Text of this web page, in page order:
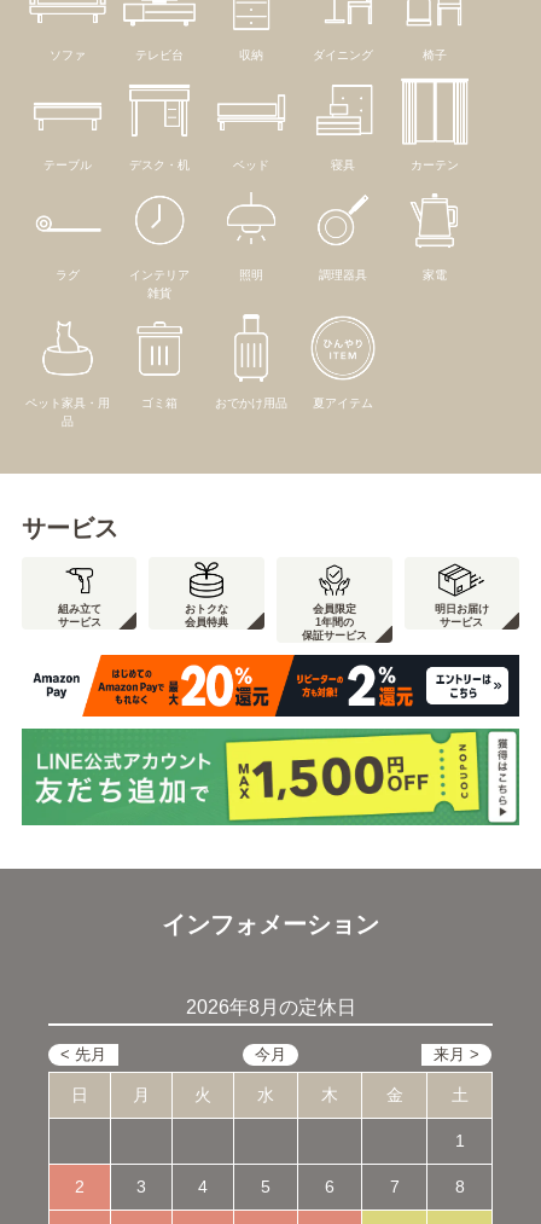
ソファ テレビ台 収納 ダイニング 椅子
テーブル デスク・机 ベッド 寝具 カーテン
ラグ
インテリア
雑貨
照明 調理器具 家電
ペット家具・用
品
ゴミ箱 おでかけ用品 夏アイテム
サービス
組み立て
サービス
おトクな
会員特典
会員限定
1年間の
保証サービス
明日お届け
サービス
インフォメーション
2026年8月の定休日
日 月 火 水 木 金 土
1
2 3 4 5 6 7 8